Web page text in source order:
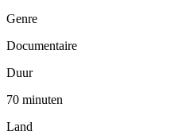
Genre
Documentaire
Duur
70 minuten
Land